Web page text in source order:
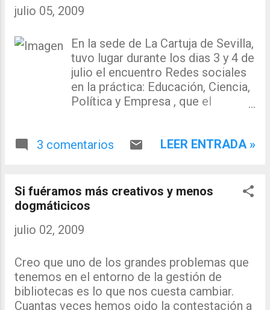
coordinador científico de la
visión que desde la comunidad
científica se tiene de las redes
sociales. Comenzó haciendo una
introducción del impacto de las
redes sociales y del uso general
como la difusión exponencial de
uso nocivo de Internet, del
tiempo que le resta a otras
indicadores de bienestar
Todo respondía a la lógica de los
niveles de introducción de
cualquier herramienta tecnoló...
julio 05, 2009
En la sede de La Cartuja de Sevilla,
tuvo lugar durante los dias 3 y 4 de
julio el encuentro Redes sociales
en la práctica: Educación, Ciencia,
Política y Empresa , que el
Universidad Internacional de
Comunidades y Formas de
Organización Social Emergentes".
ponentes expertos en estas
el denominador común del
impacto de estas nuevas
herramientas, las redes sociales,
en su organización, difusión e
3 comentarios LEER ENTRADA »
Si fuéramos más creativos y menos
dogmáticicos
julio 02, 2009
Creo que uno de los grandes problemas que
tenemos en el entorno de la gestión de
bibliotecas es lo que nos cuesta cambiar.
Cuantas veces hemos oido la contestación a